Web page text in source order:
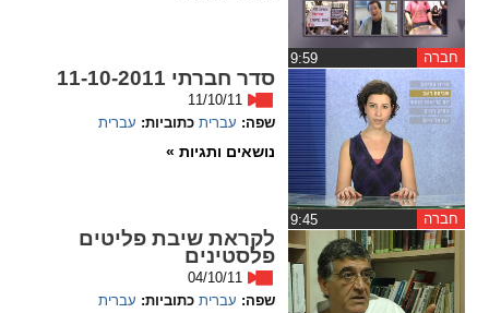
brightness_high
ניגודיות בהירה
brightness_low
ניגודיות כהה
format_underlined
קו תחתי לקישורים סימון קישורים
cached
flag
חברה
חברה
סדר חברתי 11-10-2011
11/10/11
שפה: עברית כתוביות: עברית
נושאים ותגיות »
לקראת שיבת פליטים
פלסטינים
04/10/11
שפה: עברית כתוביות: עברית